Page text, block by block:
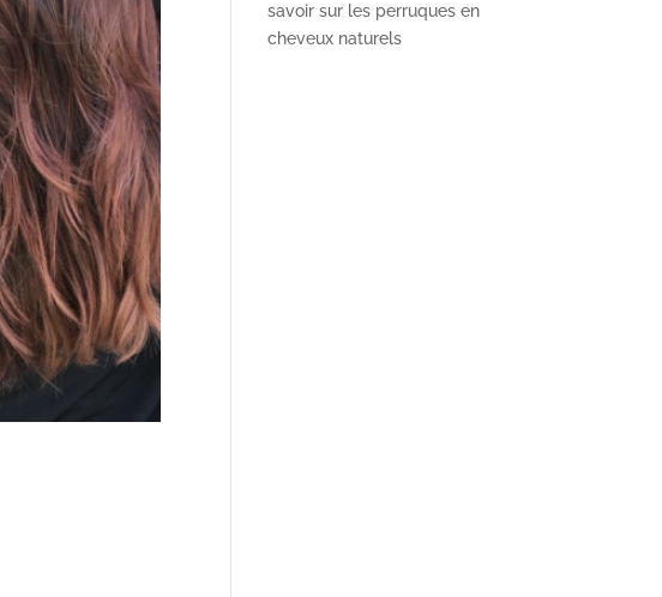
savoir sur les perruques en
cheveux naturels